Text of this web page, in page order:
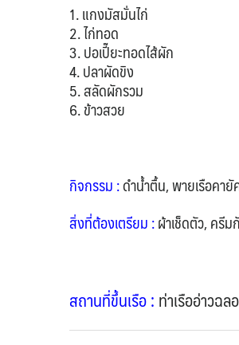
1. แกงมัสมั่นไก่
2. ไก่ทอด
3. ปอเปี๊ยะทอดไส้ผัก
4. ปลาผัดขิง
5. สลัดผักรวม
6. ข้าวสวย
กิจกรรม :ดำน้ำตื้น, พายเรือคายั
สิ่งที่ต้องเตรียม:ผ้าเช็ดตัว, ครี
สถานที่ขึ้นเรือ : ท่าเรืออ่าวฉ